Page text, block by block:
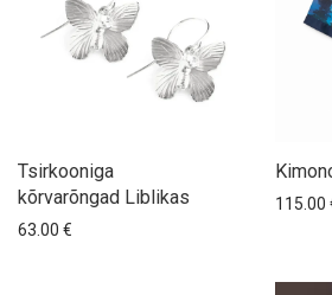
Tsirkooniga
kõrvarõngad Liblikas
63.00 €
115.00